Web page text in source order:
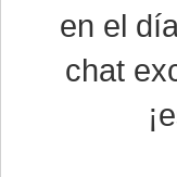
en el
chat